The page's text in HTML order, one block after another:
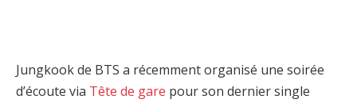
Jungkook de BTS a récemment organisé une soirée
d’écoute via Tête de gare pour son dernier single